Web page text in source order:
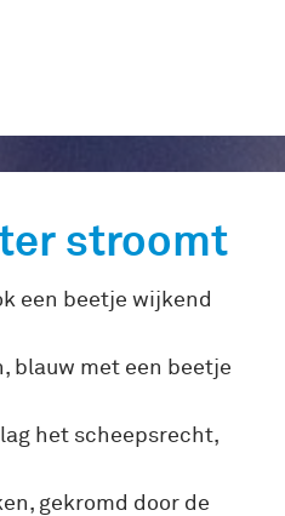
stroomt
een beetje wijkend
blauw met een beetje
het scheepsrecht,
gekromd door de